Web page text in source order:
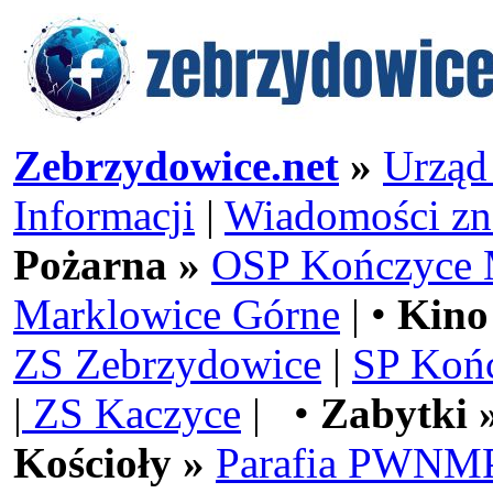
Zebrzydowice.net »
Informacji | Wiadomości
Pożarna » OSP Kończyce
Marklowice Górne | •
ZS Zebrzydowice | SP
| ZS Kaczyce | • Zabytki
Kościoły » Parafia